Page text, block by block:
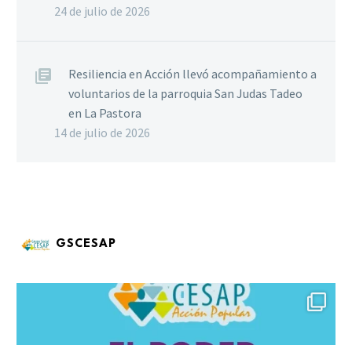
24 de julio de 2026
Resiliencia en Acción llevó acompañamiento a
voluntarios de la parroquia San Judas Tadeo
en La Pastora
14 de julio de 2026
GSCESAP